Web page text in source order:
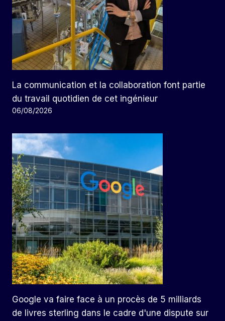
La communication et la collaboration font partie
du travail quotidien de cet ingénieur
06/08/2026
Google va faire face à un procès de 5 milliards
de livres sterling dans le cadre d'une dispute sur